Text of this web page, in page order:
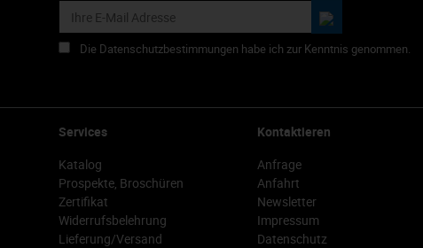
Die Datenschutzbestimmungen habe ich zur Kenntnis genommen.
Services
Katalog
Prospekte, Broschüren
Zertifikat
Widerrufsbelehrung
Lieferung/Versand
Kontaktieren
Anfrage
Anfahrt
Newsletter
Impressum
Datenschutz